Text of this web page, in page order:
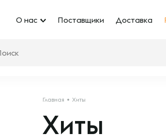
О нас Поставщики Доставка
Главная Хиты
Хиты